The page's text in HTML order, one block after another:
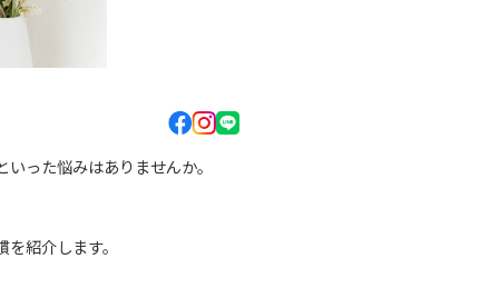
った悩みはありませんか。
紹介します。